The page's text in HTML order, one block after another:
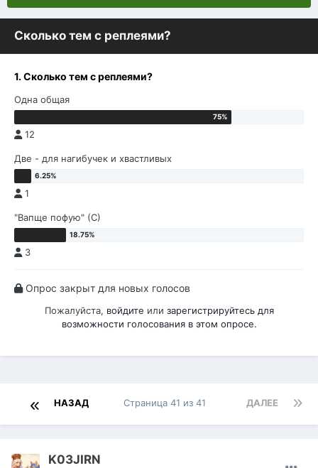
Сколько тем с реплеями?
1. Сколько тем с реплеями?
Одна общая
12
Две - для нагибучек и хвастливых
1
"Вапще пофую" (С)
3
Опрос закрыт для новых голосов
Пожалуйста, войдите или зарегистрируйтесьдля
возможности голосования в этом опросе.
НАЗАД ДАЛЕЕ
Страница 41 из 41
K03JIRN